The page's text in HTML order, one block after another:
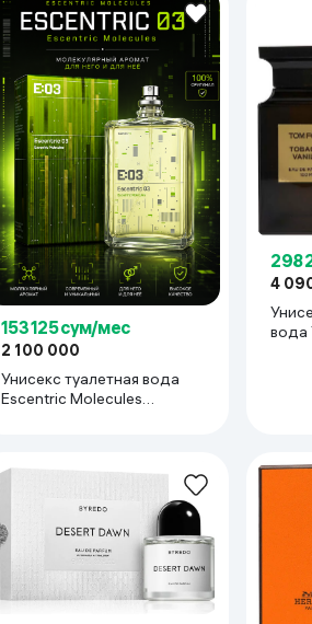
153 125 сум/мес
2 100 000
Унисекс туалетная вода
Escentric Molecules
298
4
вода